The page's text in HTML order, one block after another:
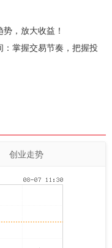
，放大收益！
掌握交易节奏，把握投
创业走势